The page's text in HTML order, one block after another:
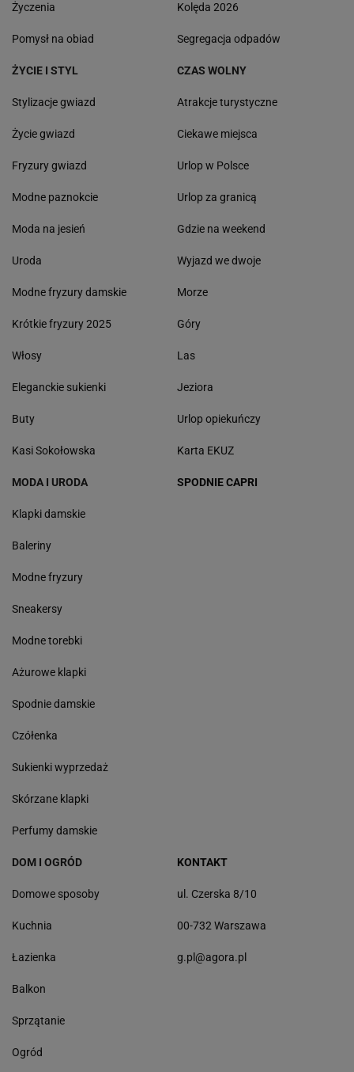
Życzenia
Pomysł na obiad
Kolęda 2026
Segregacja odpadów
ŻYCIE I STYL
Stylizacje gwiazd
Życie gwiazd
Fryzury gwiazd
Modne paznokcie
Moda na jesień
Uroda
Modne fryzury damskie
Krótkie fryzury 2025
Włosy
Eleganckie sukienki
Buty
Kasi Sokołowska
CZAS WOLNY
Atrakcje turystyczne
Ciekawe miejsca
Urlop w Polsce
Urlop za granicą
Gdzie na weekend
Wyjazd we dwoje
Morze
Góry
Las
Jeziora
Urlop opiekuńczy
Karta EKUZ
MODA I URODA
Klapki damskie
Baleriny
Modne fryzury
Sneakersy
Modne torebki
Ażurowe klapki
Spodnie damskie
Czółenka
Sukienki wyprzedaż
Skórzane klapki
Perfumy damskie
SPODNIE CAPRI
DOM I OGRÓD
Domowe sposoby
Kuchnia
Łazienka
Balkon
Sprzątanie
Ogród
KONTAKT
ul. Czerska 8/10
00-732 Warszawa
g.pl@agora.pl